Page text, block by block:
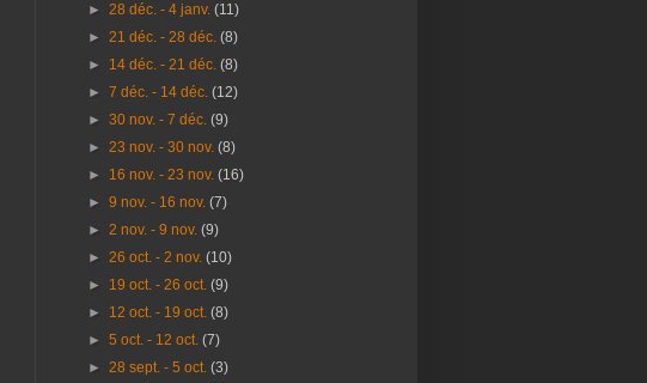
►28 déc. - 4 janv.(11)
►21 déc. - 28 déc.(8)
► 14 déc. - 21 déc.(8)
►7 déc. - 14 déc.(12)
►30 nov. - 7 déc.(9)
►23 nov. - 30 nov.(8)
► 16 nov. - 23 nov.(16)
►9 nov. - 16 nov.(7)
►2 nov. - 9 nov.(9)
►26 oct. - 2 nov.(10)
► 19 oct. - 26 oct.(9)
► 12 oct. - 19 oct.(8)
►5 oct. - 12 oct.(7)
►28 sept. - 5 oct.(3)